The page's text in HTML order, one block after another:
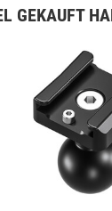
GEKAUFT